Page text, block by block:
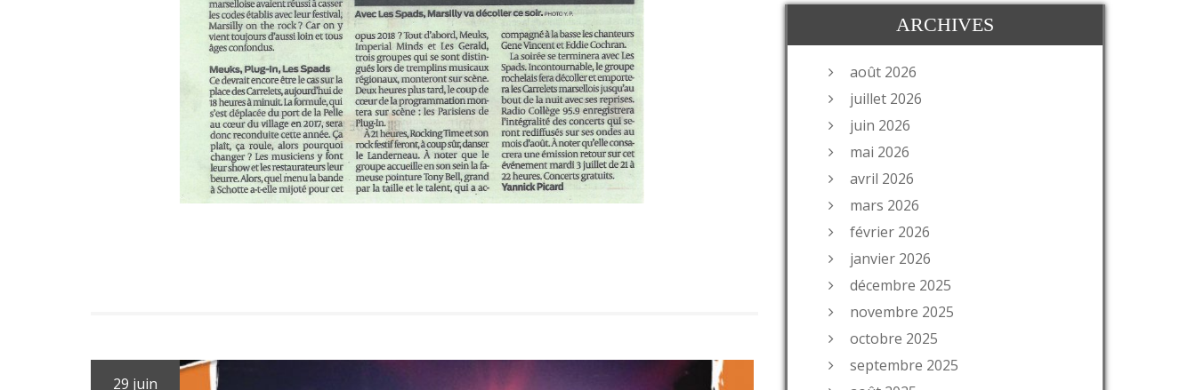
29 juin
ARCHIVES
août 2026
juillet 2026
juin 2026
mai 2026
avril 2026
mars 2026
février 2026
janvier 2026
décembre 2025
novembre 2025
octobre 2025
septembre 2025